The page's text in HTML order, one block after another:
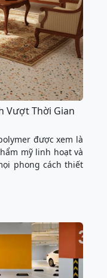
Vượt Thời Gian
được xem là
mỹ linh hoạt và
phong cách thiết